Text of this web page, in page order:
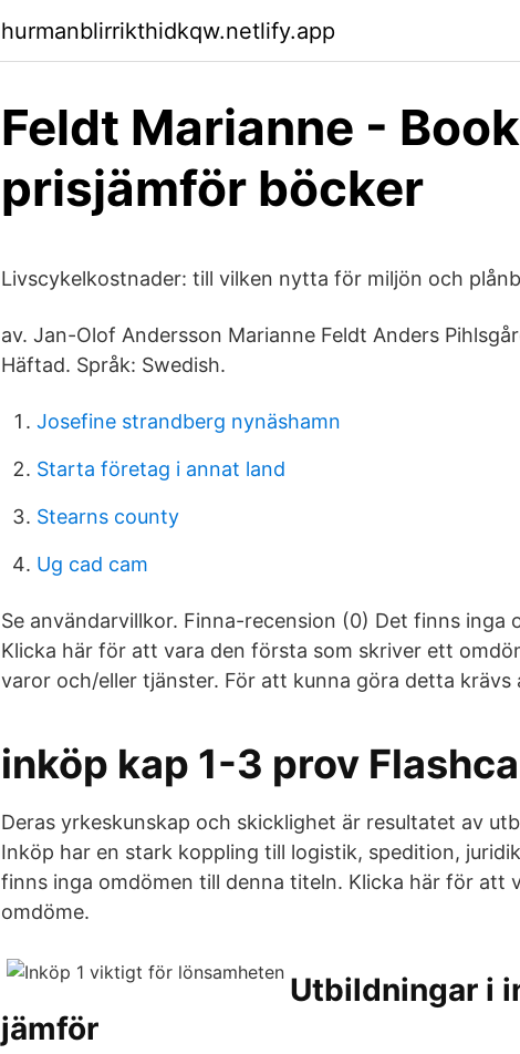
hurmanblirrikthidkqw.netlify.app
Feldt Marianne -
prisjämför böcker
Livscykelkostnader: till vilken nytta för miljön och
av. Jan-Olof Andersson Marianne Feldt Anders
Häftad. Språk: Swedish.
Josefine strandberg nynäshamn
Starta företag i annat land
Stearns county
Ug cad cam
Se användarvillkor. Finna-recension (0) Det finns inga
Klicka här för att vara den första som skriver ett
varor och/eller tjänster. För att kunna göra detta
inköp kap 1-3 prov
Deras yrkeskunskap och skicklighet är resultatet av
Inköp har en stark koppling till logistik, spedition,
finns inga omdömen till denna titeln. Klicka här för att
omdöme.
Utbildningar i
jämför